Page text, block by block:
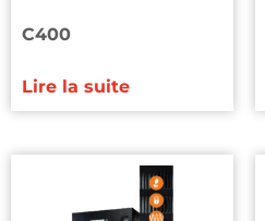
C400
Lire la suite